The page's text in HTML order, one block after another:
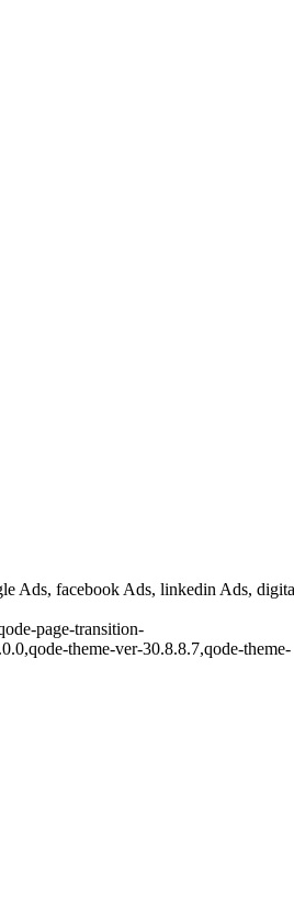
Ads, facebook Ads, linkedin Ads,
page-transition-
theme-ver-30.8.8.7,qode-theme-